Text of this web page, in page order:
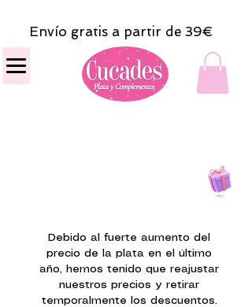
Envío gratis a partir de 39€
Debido al fuerte aumento del
precio de la plata en el último
año, hemos tenido que reajustar
nuestros precios y retirar
temporalmente los descuentos.